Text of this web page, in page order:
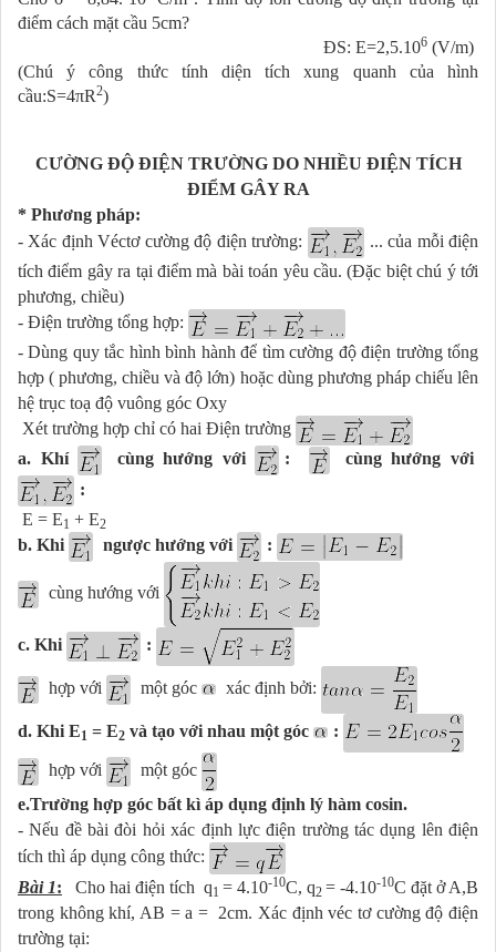
điểm cách mặt cầu 5cm?
ĐS: E=2,5.106 (V/m)
(Chú ý công thức tính diện tích xung quanh của hình
cầu:S=4πR2)
CƯỜNG ĐỘ ĐIỆN TRƯỜNG DO NHIỀU ĐIỆN TÍCH
ĐIỂM GÂY RA
* Phương pháp:
- Xác định Véctơ cường độ điện trường:
... của mỗi điện
tích điểm gây ra tại điểm mà bài toán yêu cầu. (Đặc biệt chú ý tới
phương, chiều)
- Điện trường tổng hợp:
- Dùng quy tắc hình bình hành để tìm cường độ điện trường tổng
hợp ( phương, chiều và độ lớn) hoặc dùng phương pháp chiếu lên
hệ trục toạ độ vuông góc Oxy
Xét trường hợp chỉ có hai Điện trường
a. Khí
cùng hướng với :
cùng hướng với
:
E = E1 + E2
b. Khi ngược hướng với :
cùng hướng với
c. Khi :
hợp với một góc xác định bởi:
d. Khi E1 = E2 và tạo với nhau một góc :
hợp với
một góc
e.Trường hợp góc bất kì áp dụng định lý hàm cosin.
- Nếu đề bài đòi hỏi xác định lực điện trường tác dụng lên điện
tích thì áp dụng công thức:
Bài 1: Cho hai điện tích q­1 = 4.10-10C, q­2 = -4.10-10C đặt ở A,B
trong không khí, AB = a = 2cm. Xác định véc tơ cường độ điện
trường tại: